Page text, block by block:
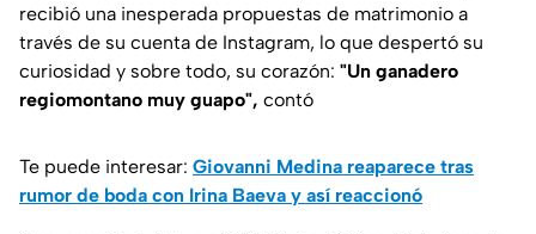
recibió una inesperada propuestas de matrimonio a
través de su cuenta de Instagram, lo que despertó su
curiosidad y sobre todo, su corazón: "Un ganadero
regiomontano muy guapo", contó
Te puede interesar: Giovanni Medina reaparece tras
rumor de boda con Irina Baeva y así reaccionó